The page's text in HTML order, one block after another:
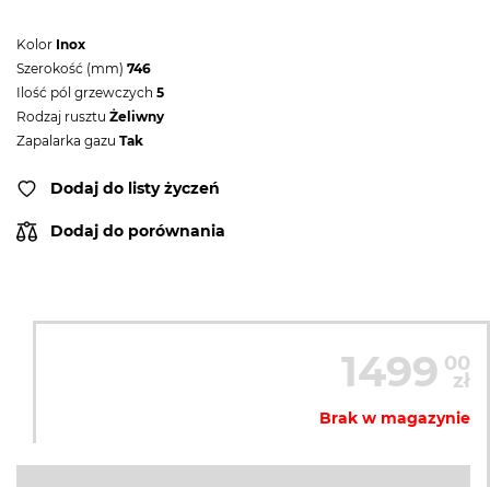
Kolor Inox
Szerokość (mm) 746
Ilość pól grzewczych 5
Rodzaj rusztu Żeliwny
Zapalarka gazu Tak
Dodaj do listy życzeń
Dodaj do porównania
1499 00
zł
Brak w magazynie